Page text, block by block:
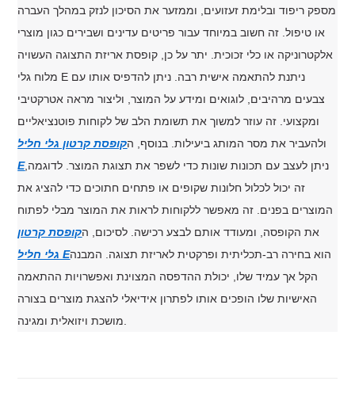
מספק ריפוד ובלימת זעזועים, וממזער את הסיכון לנזק במהלך העברה
או טיפול. זה חשוב במיוחד עבור פריטים עדינים ושבירים כגון מוצרי
אלקטרוניקה או כלי זכוכית. יתר על כן, קופסת אריזת התצוגה העשויה
מלוח גלי E ניתנת להתאמה אישית רבה. ניתן להדפיס אותו עם
צבעים מרהיבים, לוגואים ומידע על המוצר, וליצור מראה אטרקטיבי
ומקצועי. זה עוזר למשוך את תשומת הלב של לקוחות פוטנציאליים
ולהעביר את מסר המותג ביעילות. בנוסף, הקופסת קרטון גלי חליל
Eניתן לעצב עם תכונות שונות כדי לשפר את תצוגת המוצר. לדוגמה,
זה יכול לכלול חלונות שקופים או פתחים חתוכים כדי להציג את
המוצרים בפנים. זה מאפשר ללקוחות לראות את המוצר מבלי לפתוח
את הקופסה, ומעודד אותם לבצע רכישה. לסיכום, הקופסת קרטון
גלי חליל Eהוא בחירה רב-תכליתית ופרקטית לאריזת תצוגה. המבנה
הקל אך עמיד שלו, יכולת ההדפסה המצוינת ואפשרויות ההתאמה
האישיות שלו הופכים אותו לפתרון אידיאלי להצגת מוצרים בצורה
מושכת ויזואלית ומגינה.